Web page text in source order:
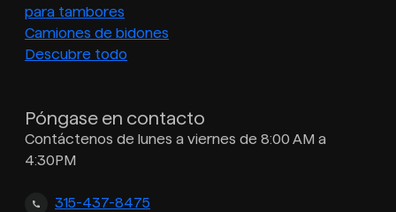
para tambores
Camiones de bidones
Descubre todo
Póngase en contacto
Contáctenos de lunes a viernes de 8:00 AM a
4:30PM
315-437-8475